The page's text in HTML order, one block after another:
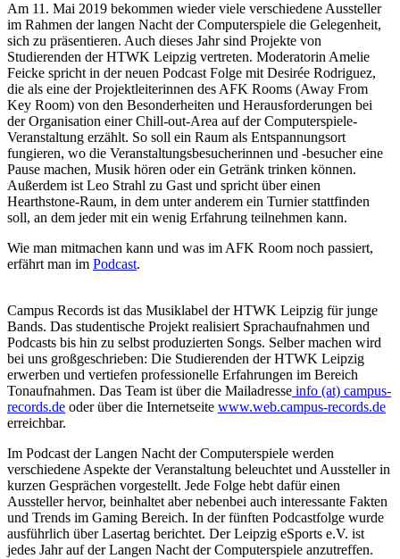
Am 11. Mai 2019 bekommen wieder viele verschiedene Aussteller
im Rahmen der langen Nacht der Computerspiele die Gelegenheit,
sich zu präsentieren. Auch dieses Jahr sind Projekte von
Studierenden der HTWK Leipzig vertreten. Moderatorin Amelie
Feicke spricht in der neuen Podcast Folge mit Desirée Rodriguez,
die als eine der Projektleiterinnen des AFK Rooms (Away From
Key Room) von den Besonderheiten und Herausforderungen bei
der Organisation einer Chill-out-Area auf der Computerspiele-
Veranstaltung erzählt. So soll ein Raum als Entspannungsort
fungieren, wo die Veranstaltungsbesucherinnen und -besucher eine
Pause machen, Musik hören oder ein Getränk trinken können.
Außerdem ist Leo Strahl zu Gast und spricht über einen
Hearthstone-Raum, in dem unter anderem ein Turnier stattfinden
soll, an dem jeder mit ein wenig Erfahrung teilnehmen kann.
Wie man mitmachen kann und was im AFK Room noch passiert,
erfährt man im Podcast.
Campus Records ist das Musiklabel der HTWK Leipzig für junge
Bands. Das studentische Projekt realisiert Sprachaufnahmen und
Podcasts bis hin zu selbst produzierten Songs. Selber machen wird
bei uns großgeschrieben: Die Studierenden der HTWK Leipzig
erwerben und vertiefen professionelle Erfahrungen im Bereich
Tonaufnahmen. Das Team ist über die Mailadresse info (at) campus-
records.de oder über die Internetseite www.web.campus-records.de
erreichbar.
Im Podcast der Langen Nacht der Computerspiele werden
verschiedene Aspekte der Veranstaltung beleuchtet und Aussteller in
kurzen Gesprächen vorgestellt. Jede Folge hebt dafür einen
Aussteller hervor, beinhaltet aber nebenbei auch interessante Fakten
und Trends im Gaming Bereich. In der fünften Podcastfolge wurde
ausführlich über Lasertag berichtet. Der Leipzig eSports e.V. ist
jedes Jahr auf der Langen Nacht der Computerspiele anzutreffen.